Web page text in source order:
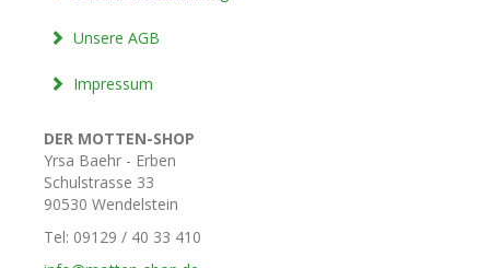
Unsere AGB
Impressum
DER MOTTEN-SHOP
Yrsa Baehr - Erben
Schulstrasse 33
90530 Wendelstein
Tel: 09129 / 40 33 410